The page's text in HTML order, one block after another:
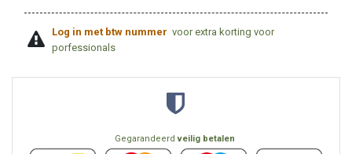
Log in met btw nummer voor extra korting voor
porfessionals
Gegarandeerdveilig betalen